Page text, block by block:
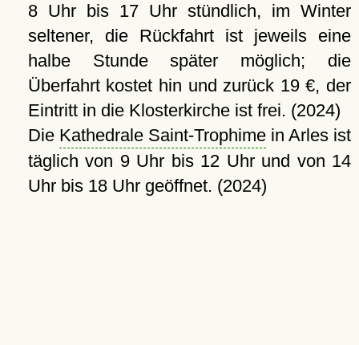
8 Uhr bis 17 Uhr stündlich, im Winter
seltener, die Rückfahrt ist jeweils eine
halbe Stunde später möglich; die
Überfahrt kostet hin und zurück 19 €, der
Eintritt in die Klosterkirche ist frei. (2024)
Die Kathedrale Saint-Trophimein Arles ist
täglich von 9 Uhr bis 12 Uhr und von 14
Uhr bis 18 Uhr geöffnet. (2024)